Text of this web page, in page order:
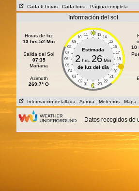
Cada 6 horas - Cada hora - Página completa
Información del sol
Horas de luz
13 hrs.52 Min
Salida del Sol
07:35
Mañana
Azimuth
269.7° O
11 13
10
14
09
15
08
16
07
17
06
18
05
19
04
20
03
21
02
22
01 23
Estimada
2 hrs. 26Min
de luz del día
10
Información detallada - Aurora - Meteoros - Mapa
Datos recogidos de